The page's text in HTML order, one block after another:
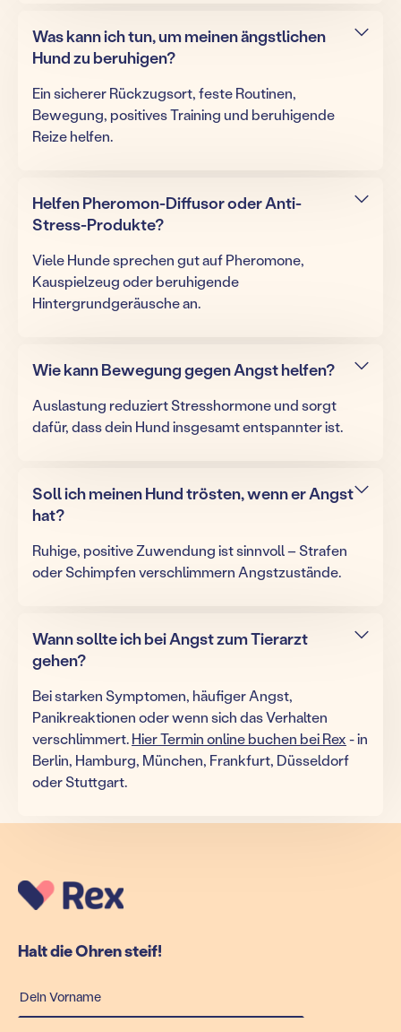
Was kann ich tun, um meinen ängstlichen
Hund zu beruhigen?
Ein sicherer Rückzugsort, feste Routinen,
Bewegung, positives Training und beruhigende
Reize helfen.
Helfen Pheromon-Diffusor oder Anti-
Stress-Produkte?
Viele Hunde sprechen gut auf Pheromone,
Kauspielzeug oder beruhigende
Hintergrundgeräusche an.
Wie kann Bewegung gegen Angst helfen?
Auslastung reduziert Stresshormone und sorgt
dafür, dass dein Hund insgesamt entspannter ist.
Soll ich meinen Hund trösten, wenn er Angst
hat?
Ruhige, positive Zuwendung ist sinnvoll – Strafen
oder Schimpfen verschlimmern Angstzustände.
Wann sollte ich bei Angst zum Tierarzt
gehen?
Bei starken Symptomen, häufiger Angst,
Panikreaktionen oder wenn sich das Verhalten
verschlimmert.Hier Termin online buchen bei Rex- in
Berlin, Hamburg, München, Frankfurt, Düsseldorf
oder Stuttgart.
Halt die Ohren steif!